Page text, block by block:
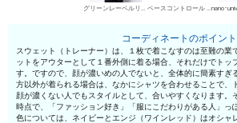
グリーンレーベルリラクシング スウェット ベースコントロール チノパン・綿パン
コーディネートのポイント
スウェット（トレーナー）は、１枚で着こなすのは至難の業
ットをアウターとして１番外側に着る場合、それだけでトッ
す。ですので、顔が濃いめの人でないと、全体的に簡素すぎ
方以外が着られる場合は、なかにシャツを合わせることで、
顔が濃くない人でもスタイルとして、合いやすくなります。
時点で、「ファッション好き」「服にこだわりがある人」っ
色については、ネイビーとエンジ（ワインレッド）はオシャ